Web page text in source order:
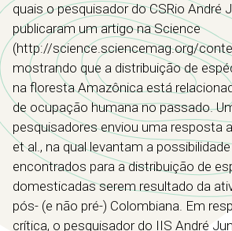
quais o pesquisador do CSRio André
publicaram um artigo na Science
(http://science.sciencemag.org/
mostrando que a distribuição de
na floresta Amazônica está
de ocupação humana no passado.
pesquisadores enviou uma resposta
et al., na qual levantam a
encontrados para a distribuição de
domesticadas serem resultado da
pós- (e não pré-) Colombiana. Em
crítica, o pesquisador do IIS André